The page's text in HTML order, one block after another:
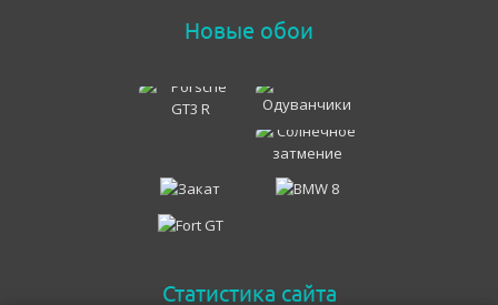
Новые обои
Статистика сайта